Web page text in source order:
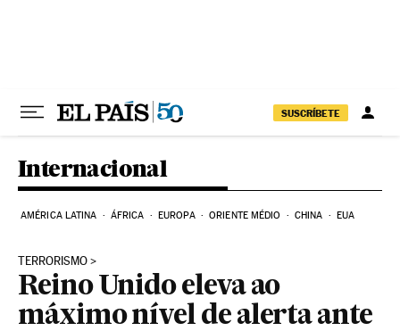
SUSCRÍBETE
Internacional
AMÉRICA LATINA ÁFRICA EUROPA ORIENTE MÉDIO CHINA EUA
TERRORISMO
Reino Unido eleva ao
máximo nível de alerta ante